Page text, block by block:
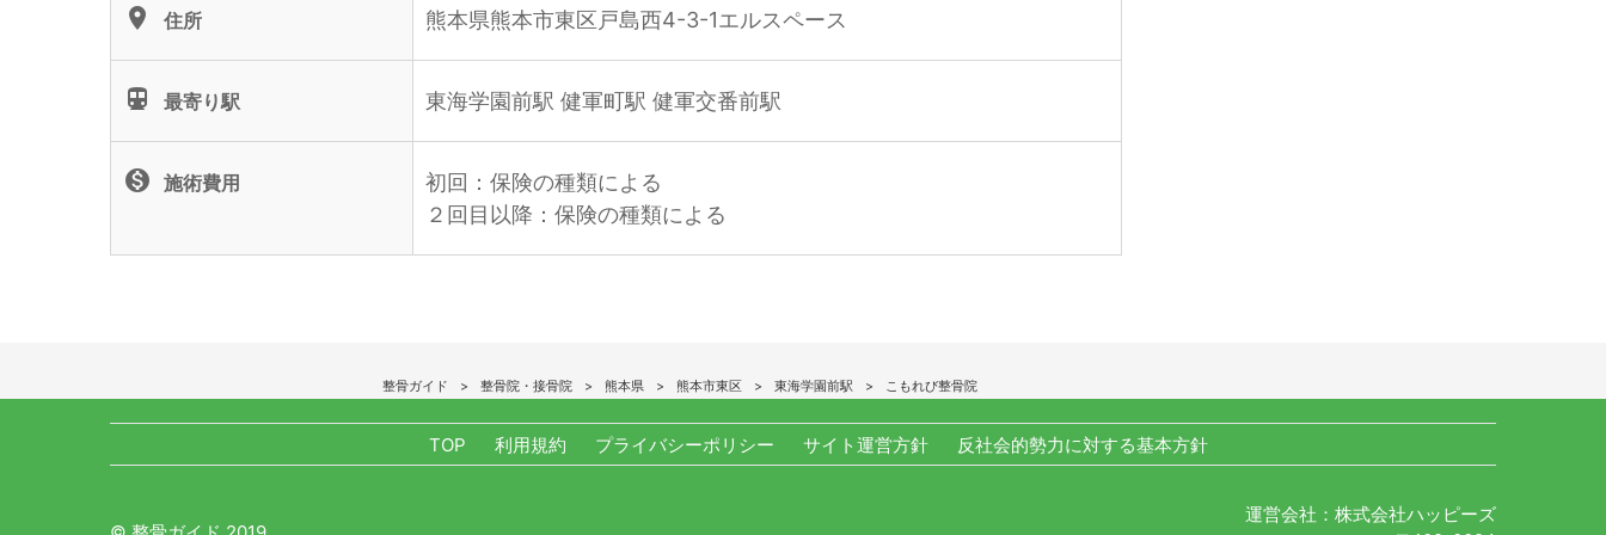
location_on 住所 熊本県熊本市東区戸島西4-3-1エルスペース
directions_subway 最寄り駅 東海学園前駅 健軍町駅 健軍交番前駅
monetization_on 施術費用
初回：保険の種類による
２回目以降：保険の種類による
整骨ガイド 整骨院・接骨院 熊本県 熊本市東区 東海学園前駅 こもれび整骨院
TOP 利用規約 プライバシーポリシー サイト運営方針 反社会的勢力に対する基本方針
運営会社：株式会社ハッピーズ